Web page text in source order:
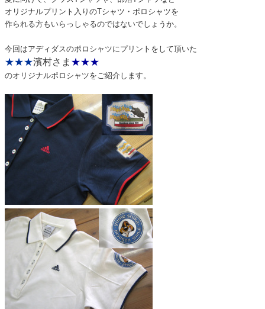
オリジナルプリント入りのTシャツ・ポロシャツを
作られる方もいらっしゃるのではないでしょうか。
今回はアディダスのポロシャツにプリントをして頂いた
★★★濱村さま ★★★
のオリジナルポロシャツをご紹介します。